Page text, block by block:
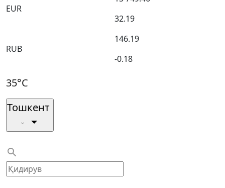
EUR
32.19
RUB
146.19
-0.18
35°C
Тошкент